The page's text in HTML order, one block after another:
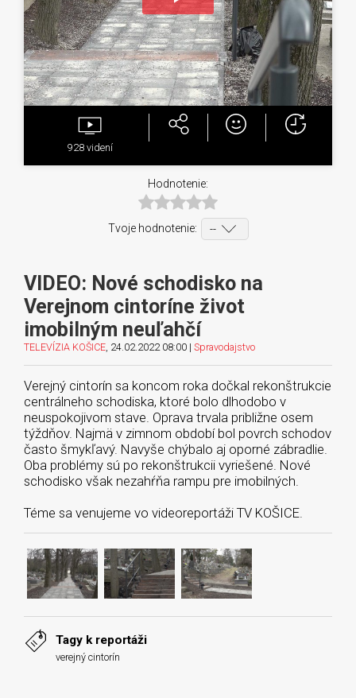
Play
Video
928videní
Hodnotenie:
Tvoje hodnotenie:
VIDEO: Nové schodisko na
Verejnom cintoríne život
imobilným neuľahčí
TELEVÍZIA KOŠICE , 24.02.2022 08:00 | Spravodajstvo
Verejný cintorín sa koncom roka dočkal rekonštrukcie
centrálneho schodiska, ktoré bolo dlhodobo v
neuspokojivom stave. Oprava trvala približne osem
týždňov. Najmä v zimnom období bol povrch schodov
často šmykľavý. Navyše chýbalo aj oporné zábradlie.
Oba problémy sú po rekonštrukcii vyriešené. Nové
schodisko však nezahŕňa rampu pre imobilných.
Téme sa venujeme vo videoreportáži TV KOŠICE.
Tagy k reportáži
verejný cintorín